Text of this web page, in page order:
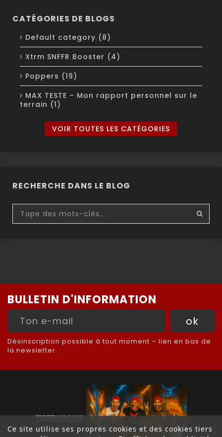
CATÉGORIES DE BLOGS
Default category (8)
Xtrm SNFFR Booster (4)
Poppers (19)
MAX TESTE – Mon rapport personnel sur le
terrain (1)
VOIR TOUTES LES CATÉGORIES
RECHERCHE DANS LE BLOG
Ce site utilise ses propres cookies et des cookies tiers
BULLETIN D'INFORMATION
Désinscription possible à tout moment – lien en bas de
la newsletter.